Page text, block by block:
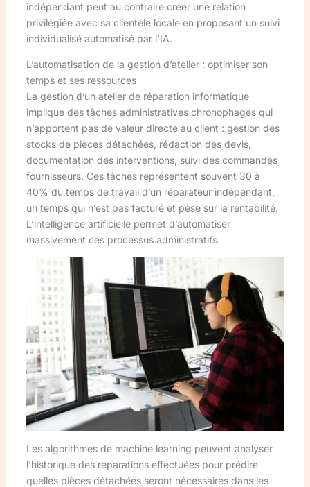
indépendant peut au contraire créer une relation
privilégiée avec sa clientèle locale en proposant un suivi
individualisé automatisé par l’IA.
L’automatisation de la gestion d’atelier : optimiser son
temps et ses ressources
La gestion d’un atelier de réparation informatique
implique des tâches administratives chronophages qui
n’apportent pas de valeur directe au client : gestion des
stocks de pièces détachées, rédaction des devis,
documentation des interventions, suivi des commandes
fournisseurs. Ces tâches représentent souvent 30 à
40% du temps de travail d’un réparateur indépendant,
un temps qui n’est pas facturé et pèse sur la rentabilité.
L’intelligence artificielle permet d’automatiser
massivement ces processus administratifs.
Les algorithmes de machine learning peuvent analyser
l’historique des réparations effectuées pour prédire
quelles pièces détachées seront nécessaires dans les